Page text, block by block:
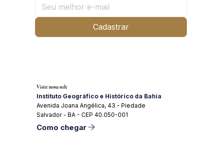
Cadastrar
Visite nossa sede
Instituto Geográfico e Histórico da Bahia
Avenida Joana Angélica, 43 - Piedade
Salvador - BA - CEP 40.050-001
Como chegar